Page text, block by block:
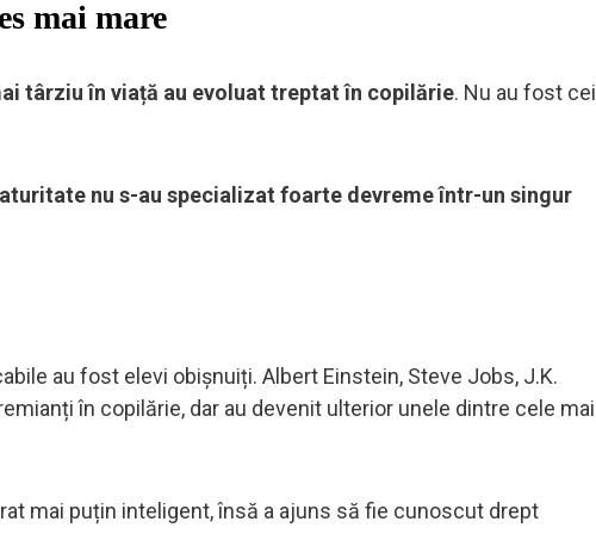
mai mare
târziu în viață au evoluat treptat în copilărie. Nu au fost cei
nu s-au specializat foarte devreme într-un singur
au fost elevi obișnuiți. Albert Einstein, Steve Jobs, J.K.
în copilărie, dar au devenit ulterior unele dintre cele mai
mai puțin inteligent, însă a ajuns să fie cunoscut drept